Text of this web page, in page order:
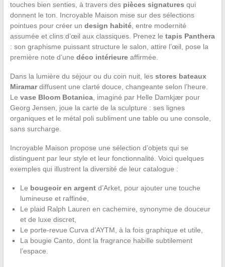
touches bien senties, à travers des pièces signatures qui
donnent le ton. Incroyable Maison mise sur des sélections
pointues pour créer un design habité, entre modernité
assumée et clins d’œil aux classiques. Prenez le tapis Panthera
: son graphisme puissant structure le salon, attire l’œil, pose la
première note d’une déco intérieureaffirmée.
Dans la lumière du séjour ou du coin nuit, les stores bateaux
Miramardiffusent une clarté douce, changeante selon l’heure.
Le vase Bloom Botanica, imaginé par Helle Damkjær pour
Georg Jensen, joue la carte de la sculpture : ses lignes
organiques et le métal poli subliment une table ou une console,
sans surcharge.
Incroyable Maison propose une sélection d’objets qui se
distinguent par leur style et leur fonctionnalité. Voici quelques
exemples qui illustrent la diversité de leur catalogue :
Le bougeoir en argentd’Arket, pour ajouter une touche
lumineuse et raffinée,
Le plaid Ralph Lauren en cachemire, synonyme de douceur
et de luxe discret,
Le porte-revue Curva d’AYTM, à la fois graphique et utile,
La bougie Canto, dont la fragrance habille subtilement
l’espace.